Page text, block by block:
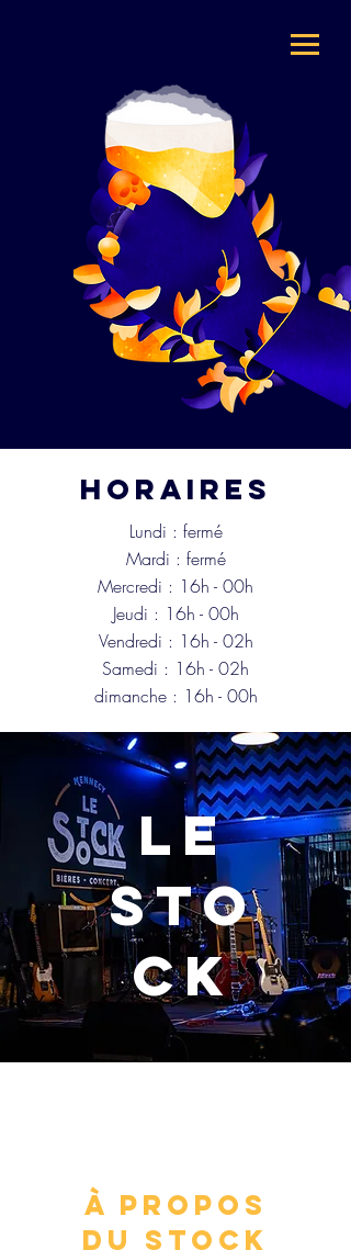
Horaires
Lundi : fermé
Mardi : fermé
Mercredi : 16h - 00h
Jeudi : 16h -00h
Vendredi : 16h -02h
Samedi : 16h - 02h
dimanche : 16h -00h
Le
sto
ck
à propos
du stock